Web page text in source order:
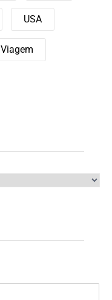
USA
Viagem